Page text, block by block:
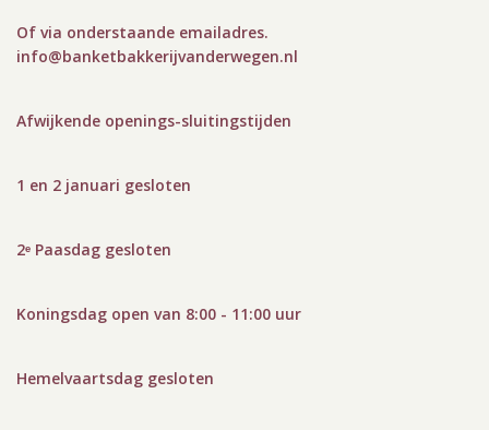
Of via onderstaande emailadres.
info@banketbakkerijvanderwegen.nl
Afwijkende openings-sluitingstijden
1 en 2 januari gesloten
2ᵉ Paasdag gesloten
Koningsdag open van 8:00 - 11:00 uur
Hemelvaartsdag gesloten